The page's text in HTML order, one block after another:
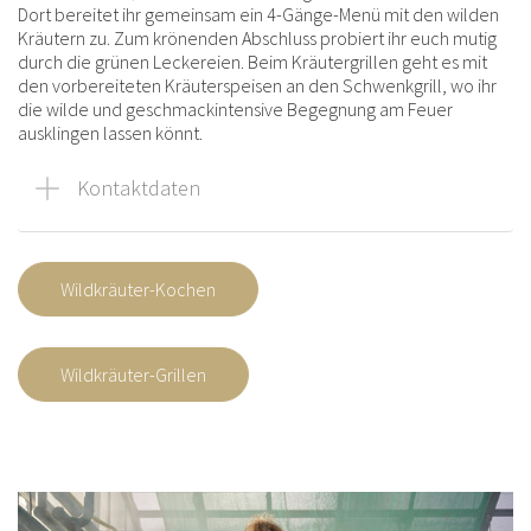
Dort bereitet ihr gemeinsam ein 4-Gänge-Menü mit den wilden
Kräutern zu. Zum krönenden Abschluss probiert ihr euch mutig
durch die grünen Leckereien. Beim Kräutergrillen geht es mit
den vorbereiteten Kräuterspeisen an den Schwenkgrill, wo ihr
die wilde und geschmackintensive Begegnung am Feuer
ausklingen lassen könnt.
Kontaktdaten
Wildkräuter-Kochen
Wildkräuter-Grillen